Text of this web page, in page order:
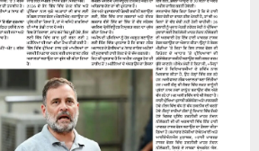
31 July 2026